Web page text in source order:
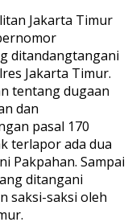
Jakarta Timur
ditandangtangani
Jakarta Timur.
tentang dugaan
dan
pasal 170
terlapor ada dua
Pakpahan. Sampai
ditangani
saksi-saksi oleh